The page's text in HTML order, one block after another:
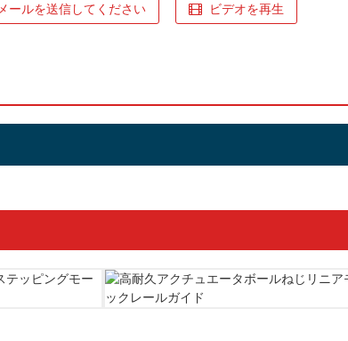
ールを送信してください ビデオを再生